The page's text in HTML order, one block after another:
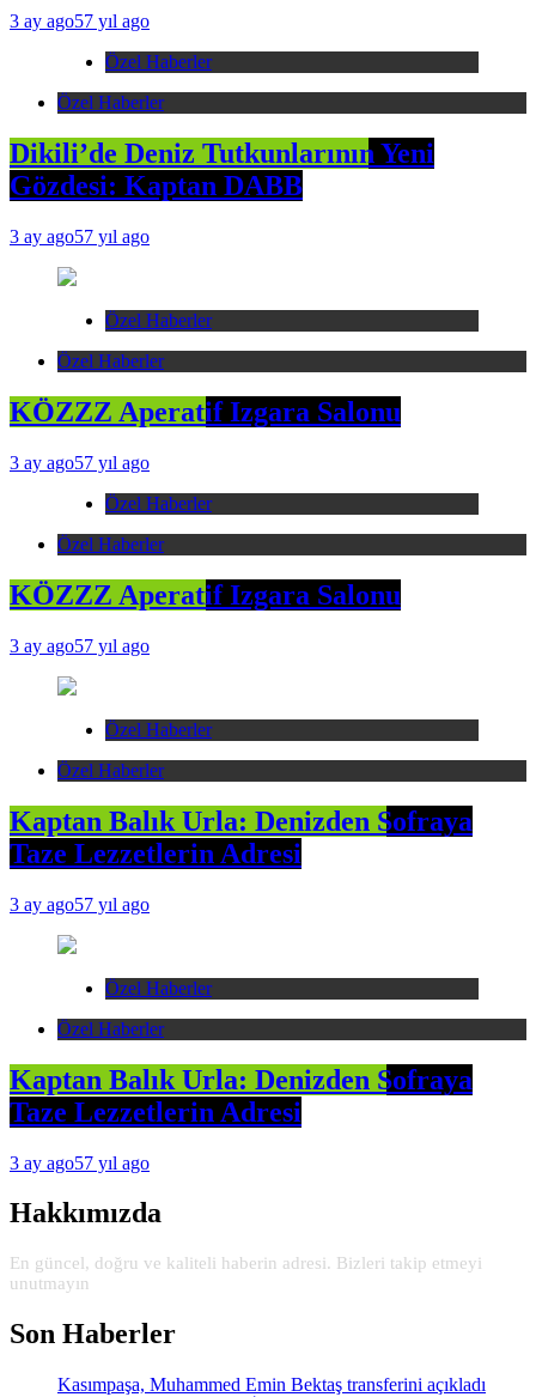
3 ay ago57 yıl ago
Özel Haberler
Özel Haberler
Dikili’de Deniz Tutkunlarının Yeni
Gözdesi: Kaptan DABB
3 ay ago57 yıl ago
Özel Haberler
Özel Haberler
KÖZZZ Aperatif Izgara Salonu
3 ay ago57 yıl ago
Özel Haberler
Özel Haberler
KÖZZZ Aperatif Izgara Salonu
3 ay ago57 yıl ago
Özel Haberler
Özel Haberler
Kaptan Balık Urla: Denizden Sofraya
Taze Lezzetlerin Adresi
3 ay ago57 yıl ago
Özel Haberler
Özel Haberler
Kaptan Balık Urla: Denizden Sofraya
Taze Lezzetlerin Adresi
3 ay ago57 yıl ago
Hakkımızda
En güncel, doğru ve kaliteli haberin adresi. Bizleri takip etmeyi
unutmayın
Son Haberler
Kasımpaşa, Muhammed Emin Bektaş transferini açıkladı